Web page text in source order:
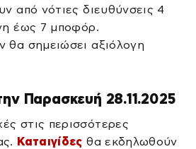
από νότιες διευθύνσεις 4
έως 7 μποφόρ.
θα σημειώσει αξιόλογη
Παρασκευή 28.11.2025
στις περισσότερες
Καταιγίδες θα εκδηλωθούν